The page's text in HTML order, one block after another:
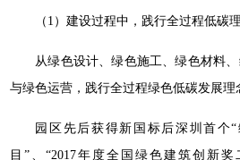
（1）建设过程中，践行全过程低碳
从绿色设计、绿色施工、绿色材料
与绿色运营，践行全过程绿色低碳发展理
园区先后获得新国标后深圳首个
目”、“2017年度全国绿色建筑创新